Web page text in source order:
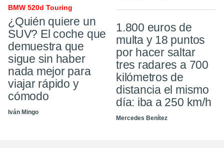
BMW 520d Touring
¿Quién quiere un
SUV? El coche que
demuestra que
sigue sin haber
nada mejor para
viajar rápido y
cómodo
Iván Mingo
1.800 euros de
multa y 18 puntos
por hacer saltar
tres radares a 700
kilómetros de
distancia el mismo
día: iba a 250 km/h
Mercedes Benítez